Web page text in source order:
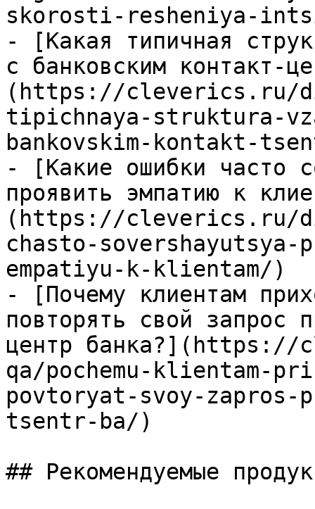
skorosti-resheniya-
- [Какая типичная
с банковским контакт-
(https://cleverics.ru/
tipichnaya-struktura-
bankovskim-kontakt-
- [Какие ошибки часто
проявить эмпатию к
(https://cleverics.ru/
chasto-
empatiyu-k-klientam/)
- [Почему клиентам
повторять свой запрос
центр
qa/pochemu-klientam-
povtoryat-svoy-
tsentr-ba/)
## Рекомендуемые